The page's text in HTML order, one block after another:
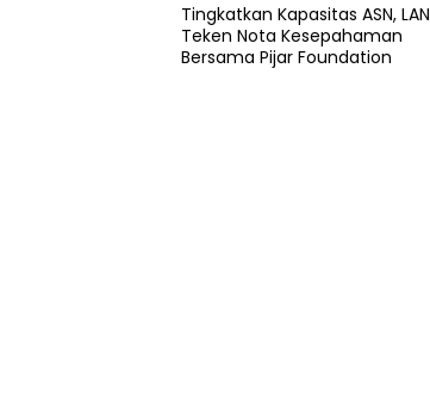
Tingkatkan Kapasitas ASN, LAN
Teken Nota Kesepahaman
Bersama Pijar Foundation